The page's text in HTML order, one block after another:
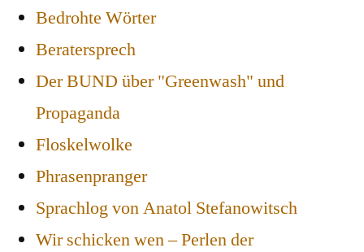
Bedrohte Wörter
Beratersprech
Der BUND über "Greenwash" und
Propaganda
Floskelwolke
Phrasenpranger
Sprachlog von Anatol Stefanowitsch
Wir schicken wen – Perlen der